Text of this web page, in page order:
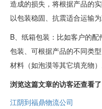
造成的损失，将根据产品的
以包装稳固、抗震适合运输为
B、纸箱包装：比如客户的
包装、可根据产品的不同类
材料（如泡漠等其它填充物）
浏览这篇文章的访客还查看了
江阴到福鼎物流公司